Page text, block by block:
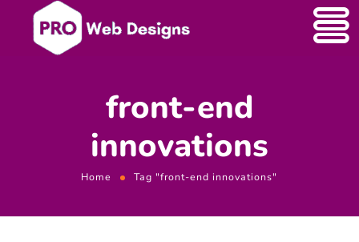
front-end
innovations
Home Tag "front-end innovations"